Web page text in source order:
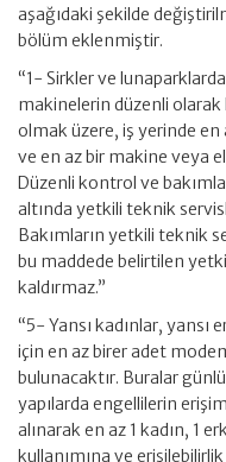
aşağıdaki şekilde
bölüm eklenmiştir.
“1- Sirkler ve
makinelerin düzenli
olmak üzere, iş yerinde
ve en az bir makine veya
Düzenli kontrol ve
altında yetkili teknik
Bakımların yetkili teknik
bu maddede belirtilen
kaldırmaz.”
“5- Yansı kadınlar, yansı
için en az birer adet
bulunacaktır. Buralar
yapılarda engellilerin
alınarak en az 1 kadın, 1
kullanımına ve